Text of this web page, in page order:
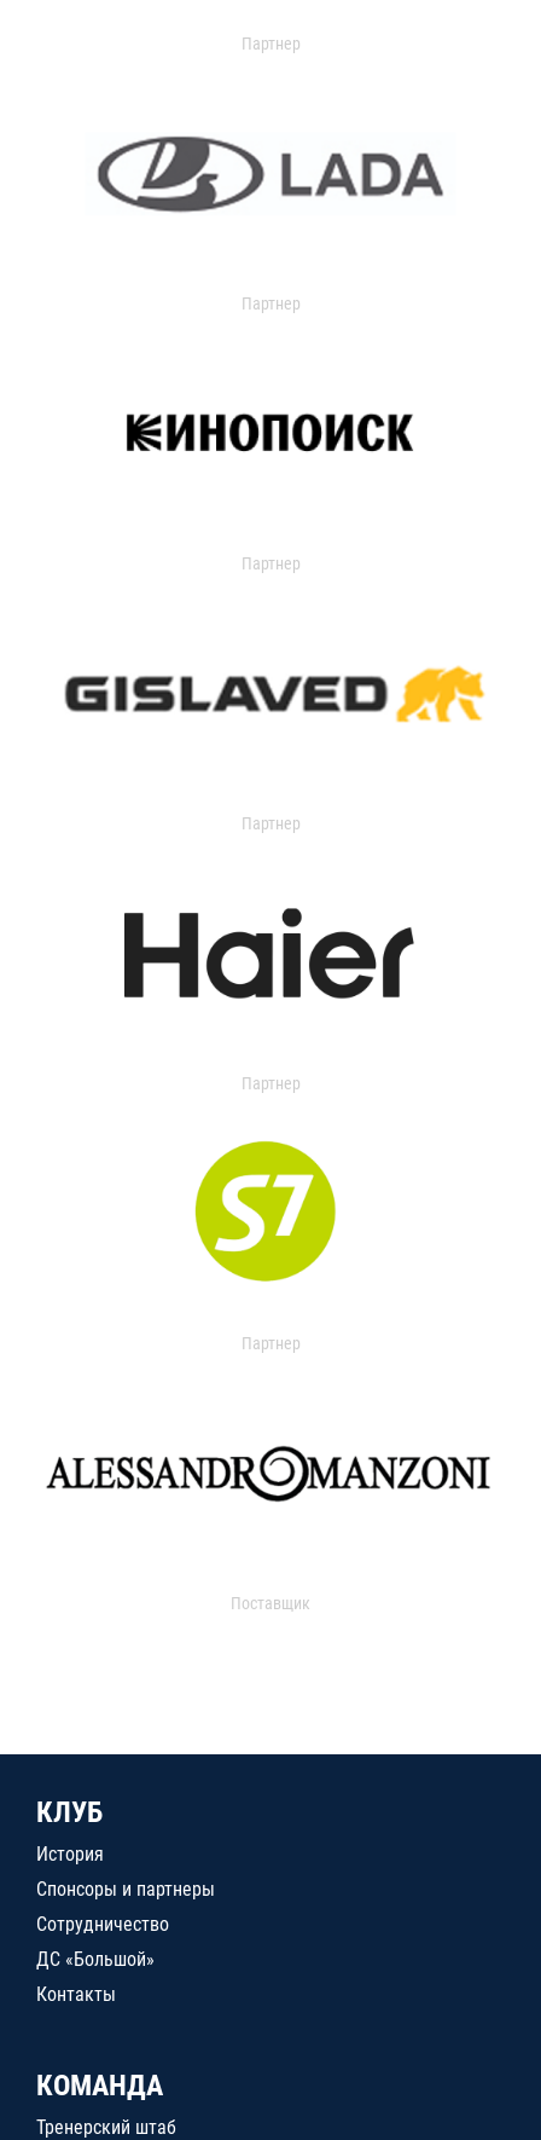
Партнер
Партнер
Партнер
Партнер
Партнер
Партнер
Поставщик
КЛУБ
История
Спонсоры и партнеры
Сотрудничество
ДС «Большой»
Контакты
КОМАНДА
Тренерский штаб